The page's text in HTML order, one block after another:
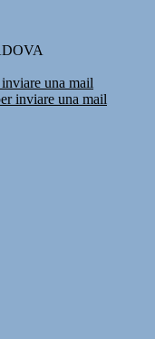
una mail
inviare una mail